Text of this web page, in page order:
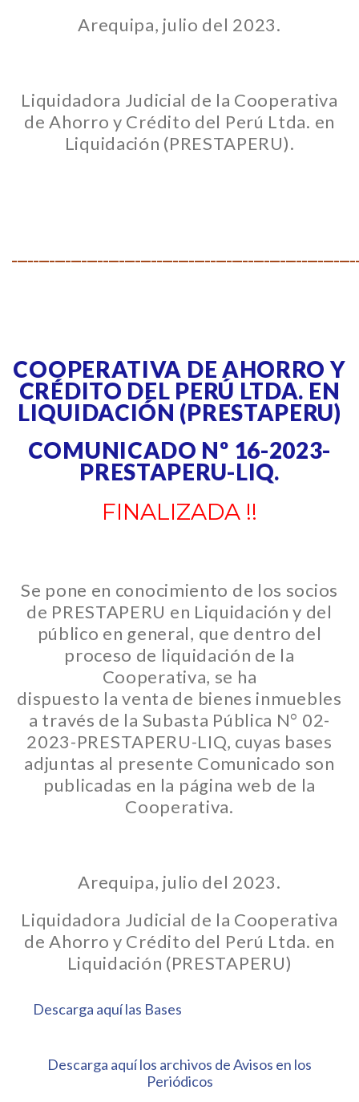
Arequipa, julio del 2023.
Liquidadora Judicial de la Cooperativa
de Ahorro y Crédito del Perú Ltda. en
Liquidación (PRESTAPERU).
COOPERATIVA DE AHORRO Y
CRÉDITO DEL PERÚ LTDA. EN
LIQUIDACIÓN (PRESTAPERU)
COMUNICADO Nº 16-2023-
PRESTAPERU-LIQ.
FINALIZADA !!
Se pone en conocimiento de los socios
de PRESTAPERU en Liquidación y del
público en general, que dentro del
proceso de liquidación de la
Cooperativa, se ha
dispuesto la venta de bienes inmuebles
a través de la Subasta Pública N° 02-
2023-PRESTAPERU-LIQ, cuyas bases
adjuntas al presente Comunicado son
publicadas en la página web de la
Cooperativa.
Arequipa, julio del 2023.
Liquidadora Judicial de la Cooperativa
de Ahorro y Crédito del Perú Ltda. en
Liquidación (PRESTAPERU)
Descarga aquí las Bases
Descarga aquí los archivos de Avisos en los
Periódicos